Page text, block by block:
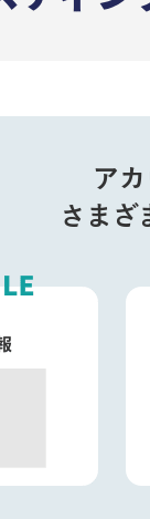
ア
さまざ